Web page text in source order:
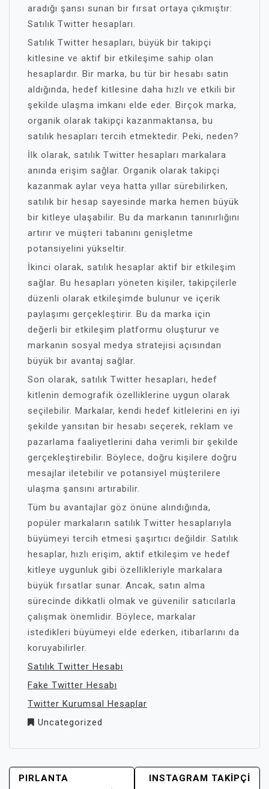
aradığı şansı sunan bir fırsat ortaya çıkmıştır:
Satılık Twitter hesapları.
Satılık Twitter hesapları, büyük bir takipçi
kitlesine ve aktif bir etkileşime sahip olan
hesaplardır. Bir marka, bu tür bir hesabı satın
aldığında, hedef kitlesine daha hızlı ve etkili bir
şekilde ulaşma imkanı elde eder. Birçok marka,
organik olarak takipçi kazanmaktansa, bu
satılık hesapları tercih etmektedir. Peki, neden?
İlk olarak, satılık Twitter hesapları markalara
anında erişim sağlar. Organik olarak takipçi
kazanmak aylar veya hatta yıllar sürebilirken,
satılık bir hesap sayesinde marka hemen büyük
bir kitleye ulaşabilir. Bu da markanın tanınırlığını
artırır ve müşteri tabanını genişletme
potansiyelini yükseltir.
İkinci olarak, satılık hesaplar aktif bir etkileşim
sağlar. Bu hesapları yöneten kişiler, takipçilerle
düzenli olarak etkileşimde bulunur ve içerik
paylaşımı gerçekleştirir. Bu da marka için
değerli bir etkileşim platformu oluşturur ve
markanın sosyal medya stratejisi açısından
büyük bir avantaj sağlar.
Son olarak, satılık Twitter hesapları, hedef
kitlenin demografik özelliklerine uygun olarak
seçilebilir. Markalar, kendi hedef kitlelerini en iyi
şekilde yansıtan bir hesabı seçerek, reklam ve
pazarlama faaliyetlerini daha verimli bir şekilde
gerçekleştirebilir. Böylece, doğru kişilere doğru
mesajlar iletebilir ve potansiyel müşterilere
ulaşma şansını artırabilir.
Tüm bu avantajlar göz önüne alındığında,
popüler markaların satılık Twitter hesaplarıyla
büyümeyi tercih etmesi şaşırtıcı değildir. Satılık
hesaplar, hızlı erişim, aktif etkileşim ve hedef
kitleye uygunluk gibi özellikleriyle markalara
büyük fırsatlar sunar. Ancak, satın alma
sürecinde dikkatli olmak ve güvenilir satıcılarla
çalışmak önemlidir. Böylece, markalar
istedikleri büyümeyi elde ederken, itibarlarını da
koruyabilirler.
Satılık Twitter Hesabı
Fake Twitter Hesabı
Twitter Kurumsal Hesaplar
Uncategorized
YAZI
PIRLANTA
INSTAGRAM TAKIPÇI